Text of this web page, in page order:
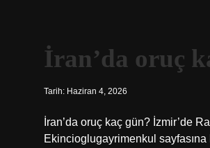
?
İran’da oruç
Tarih: Haziran 4, 2026
İran’da oruç kaç gün? İzmir’de
Ekincioglugayrimenkul sayfasına